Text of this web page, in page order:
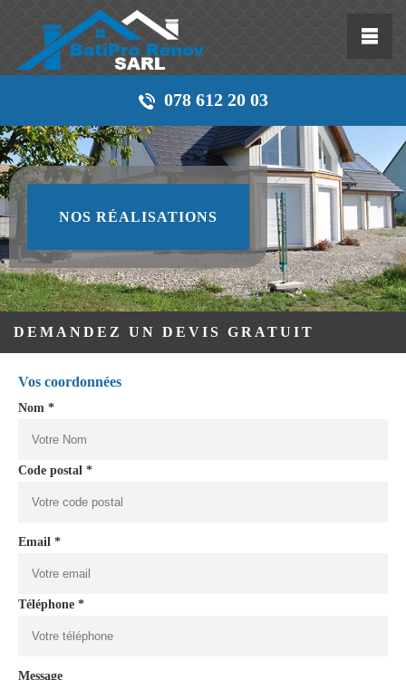
078 612 20 03
NOS RÉALISATIONS
DEMANDEZ UN DEVIS GRATUIT
Vos coordonnées
Nom *
Code postal *
Email *
Téléphone *
Message